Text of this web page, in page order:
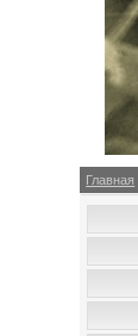
Главная